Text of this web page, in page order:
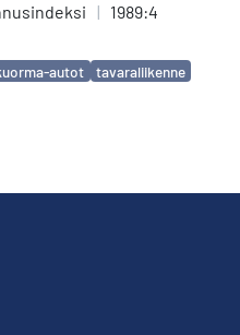
| 1989:4
autot tavaraliikenne